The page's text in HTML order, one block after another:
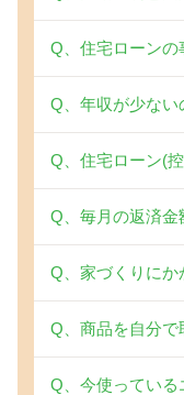
Q、住宅ローンの
Q、年収が少ない
Q、住宅ローン(
Q、毎月の返済金
Q、家づくりにか
Q、商品を自分で
Q、今使っている